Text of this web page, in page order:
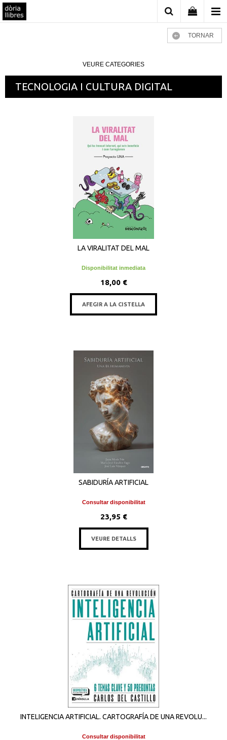
TORNAR
VEURE CATEGORIES
TECNOLOGIA I CULTURA DIGITAL
LA VIRALITAT DEL MAL
Disponibilitat inmediata
18,00 €
AFEGIR A LA CISTELLA
SABIDURÍA ARTIFICIAL
Consultar disponibilitat
23,95 €
VEURE DETALLS
INTELIGENCIA ARTIFICIAL. CARTOGRAFÍA DE UNA REVOLU...
Consultar disponibilitat